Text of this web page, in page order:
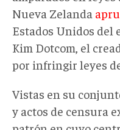
Nueva Zelanda
Estados Unidos del
Kim Dotcom, el
por infringir leyes
Vistas en su
y actos de censura